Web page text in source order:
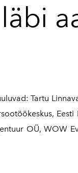
Tartu
OÜ, WOW